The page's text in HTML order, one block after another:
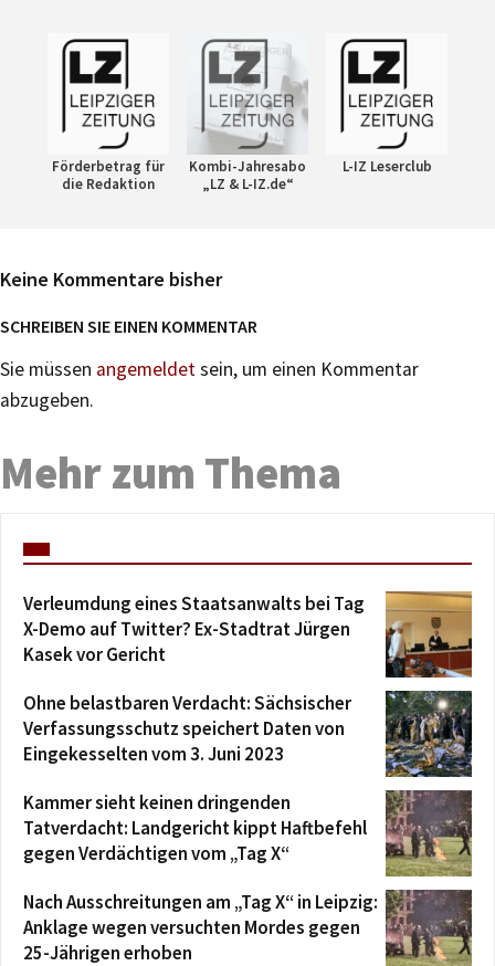
Förderbetrag für
die Redaktion
Kombi-Jahresabo
„LZ & L-IZ.de“
L-IZ Leserclub
Keine Kommentare bisher
SCHREIBEN SIE EINEN KOMMENTAR
Sie müssen angemeldetsein, um einen Kommentar
abzugeben.
Mehr zum Thema
Verleumdung eines Staatsanwalts bei Tag
X-Demo auf Twitter? Ex-Stadtrat Jürgen
Kasek vor Gericht
Ohne belastbaren Verdacht: Sächsischer
Verfassungsschutz speichert Daten von
Eingekesselten vom 3. Juni 2023
Kammer sieht keinen dringenden
Tatverdacht: Landgericht kippt Haftbefehl
gegen Verdächtigen vom „Tag X“
Nach Ausschreitungen am „Tag X“ in Leipzig:
Anklage wegen versuchten Mordes gegen
25-Jährigen erhoben